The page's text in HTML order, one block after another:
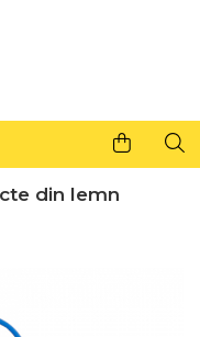
din lemn